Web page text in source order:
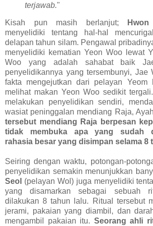
terjawab."
Kisah pun masih berlanjut; Hwon
menyelidiki tentang hal-hal
delapan tahun silam. Pengawal
menyelidiki kematian Yeon Woo lewat
Woo yang adalah sahabat baik
penyelidikannya yang tersembunyi, Jae
fakta mengejutkan dari pelayan Yeom
melihat makan Yeon Woo sedikit
melakukan penyelidikan sendiri,
wasiat peninggalan mendiang Raja,
tersebut mendiang Raja berpesan
tidak membuka apa yang sudah
rahasia besar yang disimpan selama 8
Seiring dengan waktu, potongan-
penyelidikan semakin menunjukkan
Seol
(pelayan Wol) juga menyelidiki
yang disamarkan sebagai sebuah
dilakukan 8 tahun lalu. Ritual tersebut
jerami, pakaian yang diambil, dan
mengambil pakaian itu. Seorang ahli